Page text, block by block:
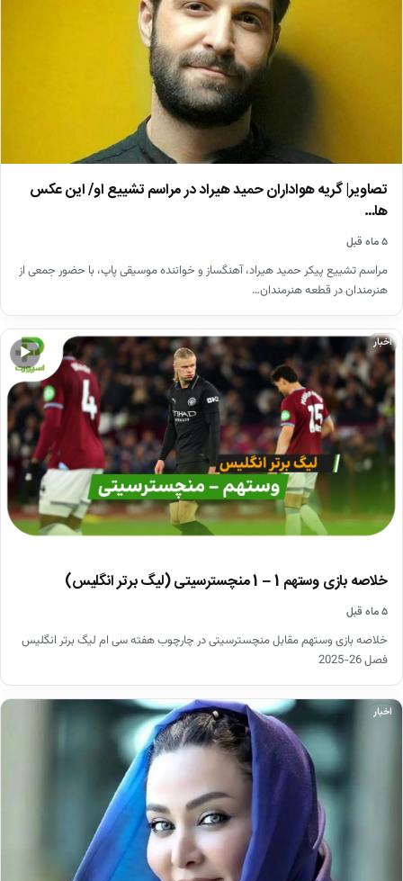
تصاویر| گریه هواداران حمید هیراد در مراسم تشییع او/ این عکس
ها…
۵ ماه قبل
مراسم تشییع پیکر حمید هیراد، آهنگساز و خواننده موسیقی پاپ، با حضور جمعی از
هنرمندان در قطعه هنرمندان…
▶
اخبار
خلاصه بازی وستهم 1 – 1 منچسترسیتی (لیگ برتر انگلیس)
۵ ماه قبل
خلاصه بازی وستهم مقابل منچسترسیتی در چارچوب هفته سی ام لیگ برتر انگلیس
فصل 26-2025
اخبار